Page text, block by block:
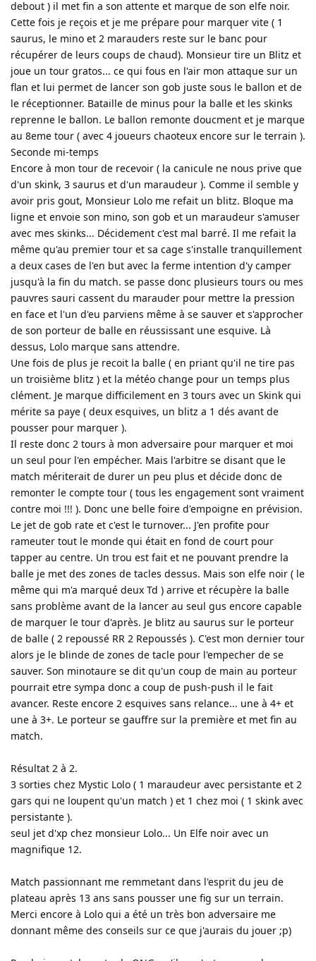
debout ) il met fin a son attente et marque de son elfe noir.
Cette fois je reçois et je me prépare pour marquer vite ( 1
saurus, le mino et 2 marauders reste sur le banc pour
récupérer de leurs coups de chaud). Monsieur tire un Blitz et
joue un tour gratos... ce qui fous en l'air mon attaque sur un
flan et lui permet de lancer son gob juste sous le ballon et de
le réceptionner. Bataille de minus pour la balle et les skinks
reprenne le ballon. Le ballon remonte doucment et je marque
au 8eme tour ( avec 4 joueurs chaoteux encore sur le terrain ).
Seconde mi-temps
Encore à mon tour de recevoir ( la canicule ne nous prive que
d'un skink, 3 saurus et d'un maraudeur ). Comme il semble y
avoir pris gout, Monsieur Lolo me refait un blitz. Bloque ma
ligne et envoie son mino, son gob et un maraudeur s'amuser
avec mes skinks... Décidement c'est mal barré. Il me refait la
même qu'au premier tour et sa cage s'installe tranquillement
a deux cases de l'en but avec la ferme intention d'y camper
jusqu'à la fin du match. se passe donc plusieurs tours ou mes
pauvres sauri cassent du marauder pour mettre la pression
en face et l'un d'eu parviens même à se sauver et s'approcher
de son porteur de balle en réussissant une esquive. Là
dessus, Lolo marque sans attendre.
Une fois de plus je recoit la balle ( en priant qu'il ne tire pas
un troisième blitz ) et la météo change pour un temps plus
clément. Je marque difficilement en 3 tours avec un Skink qui
mérite sa paye ( deux esquives, un blitz a 1 dés avant de
pousser pour marquer ).
Il reste donc 2 tours à mon adversaire pour marquer et moi
un seul pour l'en empécher. Mais l'arbitre se disant que le
match mériterait de durer un peu plus et décide donc de
remonter le compte tour ( tous les engagement sont vraiment
contre moi !!! ). Donc une belle foire d'empoigne en prévision.
Le jet de gob rate et c'est le turnover... J'en profite pour
rameuter tout le monde qui était en fond de court pour
tapper au centre. Un trou est fait et ne pouvant prendre la
balle je met des zones de tacles dessus. Mais son elfe noir ( le
même qui m'a marqué deux Td ) arrive et récupère la balle
sans problème avant de la lancer au seul gus encore capable
de marquer le tour d'après. Je blitz au saurus sur le porteur
de balle ( 2 repoussé RR 2 Repoussés ). C'est mon dernier tour
alors je le blinde de zones de tacle pour l'empecher de se
sauver. Son minotaure se dit qu'un coup de main au porteur
pourrait etre sympa donc a coup de push-push il le fait
avancer. Reste encore 2 esquives sans relance... une à 4+ et
une à 3+. Le porteur se gauffre sur la première et met fin au
match.
Résultat 2 à 2.
3 sorties chez Mystic Lolo ( 1 maraudeur avec persistante et 2
gars qui ne loupent qu'un match ) et 1 chez moi ( 1 skink avec
persistante ).
seul jet d'xp chez monsieur Lolo... Un Elfe noir avec un
magnifique 12.
Match passionnant me remmetant dans l'esprit du jeu de
plateau après 13 ans sans pousser une fig sur un terrain.
Merci encore à Lolo qui a été un très bon adversaire me
donnant même des conseils sur ce que j'aurais du jouer ;p)